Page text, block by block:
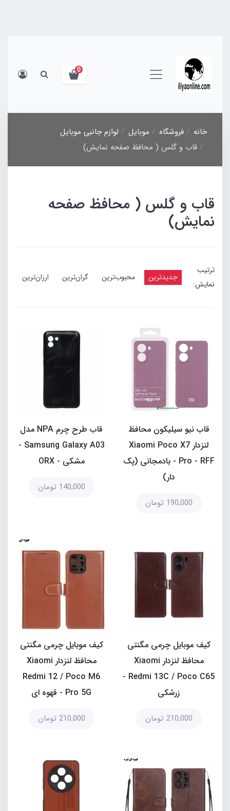
0
خانه فروشگاه موبایل
لوازم جانبی موبایل
قاب و گلس ( محافظ صفحه نمایش)
قاب و گلس ( محافظ صفحه
نمایش)
ترتیب
نمایش:
جدیدترین محبوب‌ترین گران‌ترین ارزان‌ترین
قاب نیو سیلیکون محافظ
لنزدار Xiaomi Poco X7
Pro - RFF - بادمجانی (پک
دار)
190,000 تومان
قاب طرح چرم NPA مدل
Samsung Galaxy A03 -
مشکی - ORX
140,000 تومان
کیف موبایل چرمی مگنتی
محافظ لنزدار Xiaomi
Redmi 13C / Poco C65 -
زرشکی
210,000 تومان
کیف موبایل چرمی مگنتی
محافظ لنزدار Xiaomi
Redmi 12 / Poco M6
Pro 5G - قهوه ای
210,000 تومان